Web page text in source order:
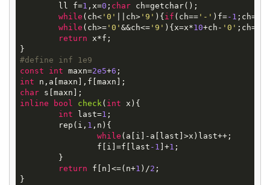
	ll f=
1 ,x=0 ; char ch=getchar();
while (ch<'0' ||ch>'9' ){if (ch=='-' )f=-1
while (ch>='0' &&ch<='9' ){x=x*10+ch- '0'
return x*f;
#define inf 1e9
const
int maxn=2e5+6
int
char
inline
bool check ( int x) {
int last=1 ;
	rep(i,
1 ,n){
while (a[i]-a[last]>x)last++;
		f[i]=f[last
-1 ]+1 ;
return f[n]<=(n+1 )/2 ;